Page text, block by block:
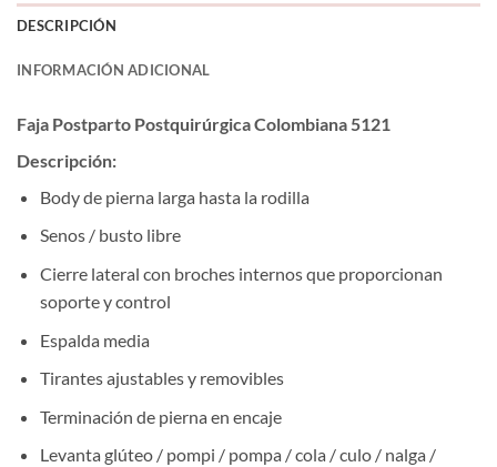
DESCRIPCIÓN
INFORMACIÓN ADICIONAL
Faja Postparto Postquirúrgica Colombiana 5121
Descripción:
Body de pierna larga hasta la rodilla
Senos / busto libre
Cierre lateral con broches internos que proporcionan
soporte y control
Espalda media
Tirantes ajustables y removibles
Terminación de pierna en encaje
Levanta glúteo / pompi / pompa / cola / culo / nalga /